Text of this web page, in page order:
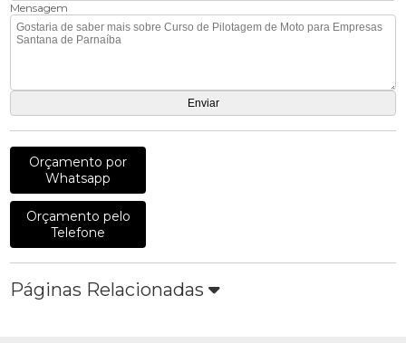
Mensagem
Orçamento por
Whatsapp
Orçamento pelo
Telefone
Páginas Relacionadas